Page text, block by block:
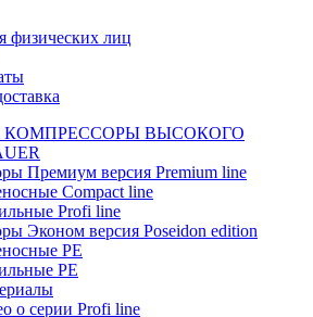
физических лиц
КОМПРЕССОРЫ ВЫСОКОГО
Премиум версия Premium line
Compact line
Profi line
Эконом версия Poseidon edition
PE
PE
о серии Profi line